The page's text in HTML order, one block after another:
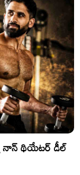
నాన్ థియేటర్ డీల్